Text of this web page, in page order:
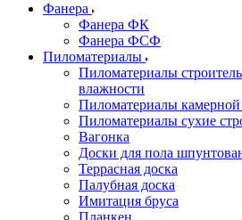
Фанера
Фанера ФК
Фанера ФСФ
Пиломатериалы
Пиломатериалы
влажности
Пиломатериалы
Пиломатериалы сухие
Вагонка
Доски для пола
Террасная доска
Палубная доска
Имитация бруса
Планкен